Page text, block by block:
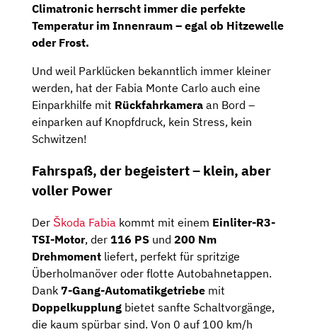
Climatronic herrscht immer die perfekte
Temperatur im Innenraum – egal ob Hitzewelle
oder Frost.
Und weil Parklücken bekanntlich immer kleiner
werden, hat der Fabia Monte Carlo auch eine
Einparkhilfe mit Rückfahrkamera an Bord –
einparken auf Knopfdruck, kein Stress, kein
Schwitzen!
Fahrspaß, der begeistert – klein, aber
voller Power
Der Škoda Fabia kommt mit einem Einliter-R3-
TSI-Motor, der 116 PS und 200 Nm
Drehmoment liefert, ​​perfekt für spritzige
Überholmanöver oder flotte Autobahnetappen.
Dank 7-Gang-Automatikgetriebe mit
Doppelkupplung bietet sanfte Schaltvorgänge,
die kaum spürbar sind. Von 0 auf 100 km/h